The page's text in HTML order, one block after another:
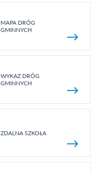
MAPA DRÓG
GMINNYCH
WYKAZ DRÓG
GMINNYCH
ZDALNA SZKOŁA